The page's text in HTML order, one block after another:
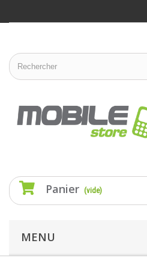
Panier (vide)
MENU